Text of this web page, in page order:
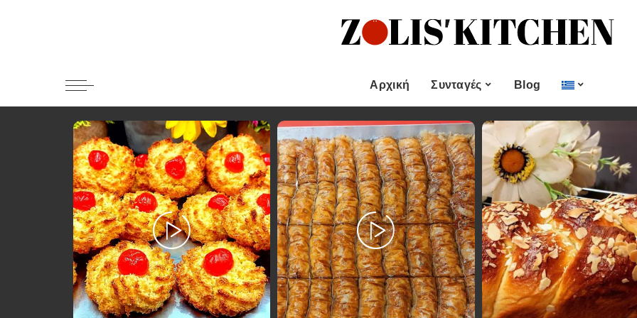
Αρχική Συνταγές
Κατηγορίες
Ορεκτικα & μεζεδες
Ψωμι
Κουλούρια και
Μπισκότα
Γλυκό και Επιδόρπιο
Ποτά και Χυμοί
Ψάρι και Θαλασσινά
Σάλτσες και Αλοιφές
Εποχιακές Συνταγές
Χριστουγεννιάτικες
Συνταγές
Πασχαλινές Συνταγές
Νηστίσιμες Συνταγές
Συνταγές για Αγίου
Βαλεντίνου
Blog
Γλυκό και Επιδόρπιο
Ποτά και Χυμοί
Ψάρι και Θαλασσινά
Σάλτσες και Αλοιφές
Κυρίως πιάτο
Κρέας
Ζυμαρικά
Πίτες και Ζύμες
Σαλάτες
Σνακ
Εποχιακές Συνταγές
Συνταγές για Αγίου
Βαλεντίνου